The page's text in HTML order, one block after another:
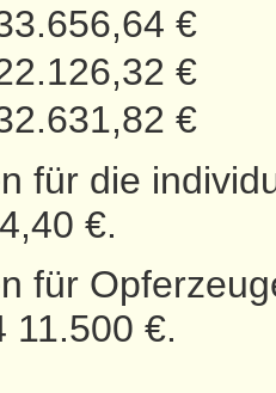
€
€
€
für die
€.
für
11.500 €.